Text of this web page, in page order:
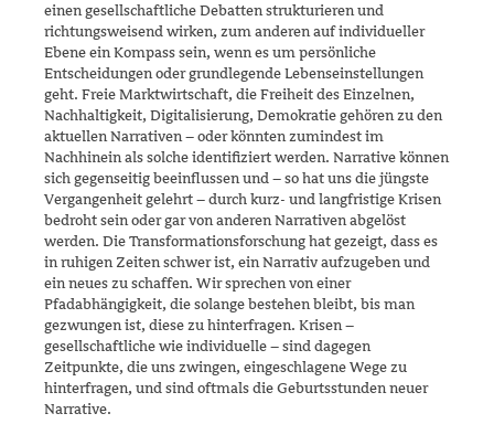
einen gesellschaftliche Debatten strukturieren und
richtungsweisend wirken, zum anderen auf individueller
Ebene ein Kompass sein, wenn es um persönliche
Entscheidungen oder grund­legende Lebenseinstellungen
geht. Freie Marktwirtschaft, die Freiheit des Einzelnen,
Nachhaltigkeit, Digitalisierung, Demokratie gehören zu den
aktuellen Narrativen – oder könnten zumindest im
Nachhinein als solche identifiziert werden. Narrative können
sich gegenseitig beeinflus­sen und – so hat uns die jüngste
Vergangenheit gelehrt – durch kurz- und langfristige Krisen
bedroht sein oder gar von anderen Narrativen abgelöst
werden. Die Transformationsforschung hat gezeigt, dass es
in ruhigen Zeiten schwer ist, ein Narrativ aufzugeben und
ein neues zu schaffen. Wir sprechen von einer
Pfadabhängigkeit, die solange beste­hen bleibt, bis man
gezwungen ist, diese zu hinterfragen. Krisen –
gesellschaftliche wie individuelle – sind dagegen
Zeitpunkte, die uns zwingen, eingeschlagene Wege zu
hinterfragen, und sind oftmals die Geburtsstunden neuer
Narrative.